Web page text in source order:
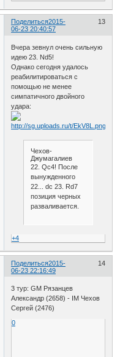
Поделиться 13
2015-
06-23 20:40:57
Вчера зевнул очень сильную
идею 23. Nd5!
Однако сегодня удалось
реабилитироваться с
помощью не менее
симпатичного двойного
удара:
Чехов-
Джумагалиев
22. Qc4! После
вынужденного
22... dc 23. Rd7
позиция черных
разваливается.
+4
Поделиться 14
2015-
06-23 22:16:49
3 тур: GM Рязанцев
Александр (2658) - IM Чехов
Сергей (2476)
0